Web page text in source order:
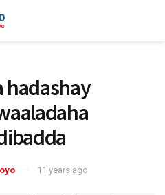
hadashay
11 years ago